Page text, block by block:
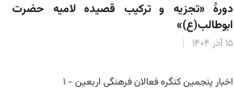
دورهٔ «تجزیه و ترکیب قصیده لامیه حضرت
ابوطالب(ع)»
۱۵ آذر ۱۴۰۴
اخبار پنجمین کنگره فعالان فرهنگی اربعین - ۱